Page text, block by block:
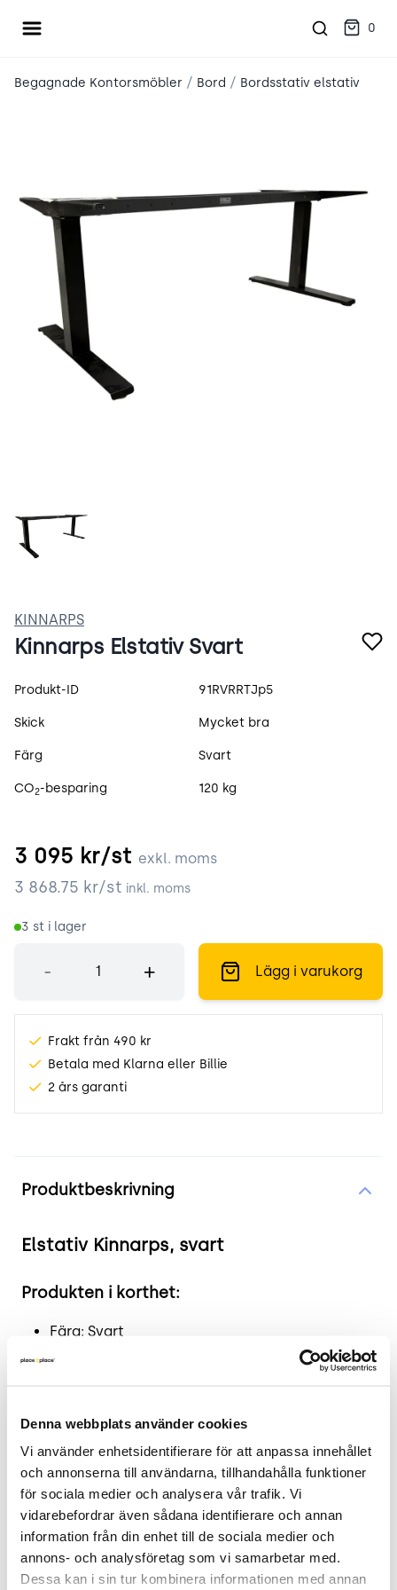
Denna webbplats använder cookies
Vi använder enhetsidentifierare för att anpassa innehållet
och annonserna till användarna, tillhandahålla funktioner
för sociala medier och analysera vår trafik. Vi
vidarebefordrar även sådana identifierare och annan
information från din enhet till de sociala medier och
annons- och analysföretag som vi samarbetar med.
Dessa kan i sin tur kombinera informationen med annan
Öppna meny 0
Begagnade Kontorsmöbler / Bord / Bordsstativ elstativ
KINNARPS
Kinnarps Elstativ Svart
Produktspecifikation
Produkt-ID 91RVRRTJp5
Skick Mycket bra
Färg Svart
CO2-besparing 120 kg
3 095 kr/st exkl. moms
3 868.75 kr/st inkl. moms
3 st i lager
- + Lägg i varukorg
Frakt från 490 kr
Betala med Klarna eller Billie
2 års garanti
Produktbeskrivning
Elstativ Kinnarps, svart
Produkten i korthet:
Färg: Svart
Mått: Höjd 61-117 cm x Bredd 151 cm x Djup 70
2 års garanti
Mer om Elstativet
Elstativet från Kinnarps erbjuder en flexibel
lösning för arbetsplatsen med sin elektriska
höjdjustering mellan 61 och 117 centimeter. Detta
gör det möjligt att växla mellan sittande och